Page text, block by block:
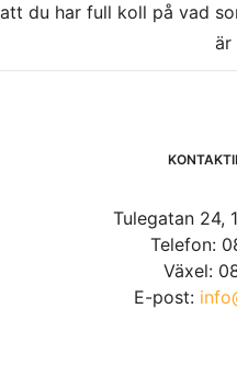
att du har full koll på vad
är
Tulegatan 24,
Telefon:
Växel:
E-post: